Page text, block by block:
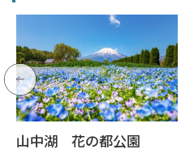
山中湖 花の都公園